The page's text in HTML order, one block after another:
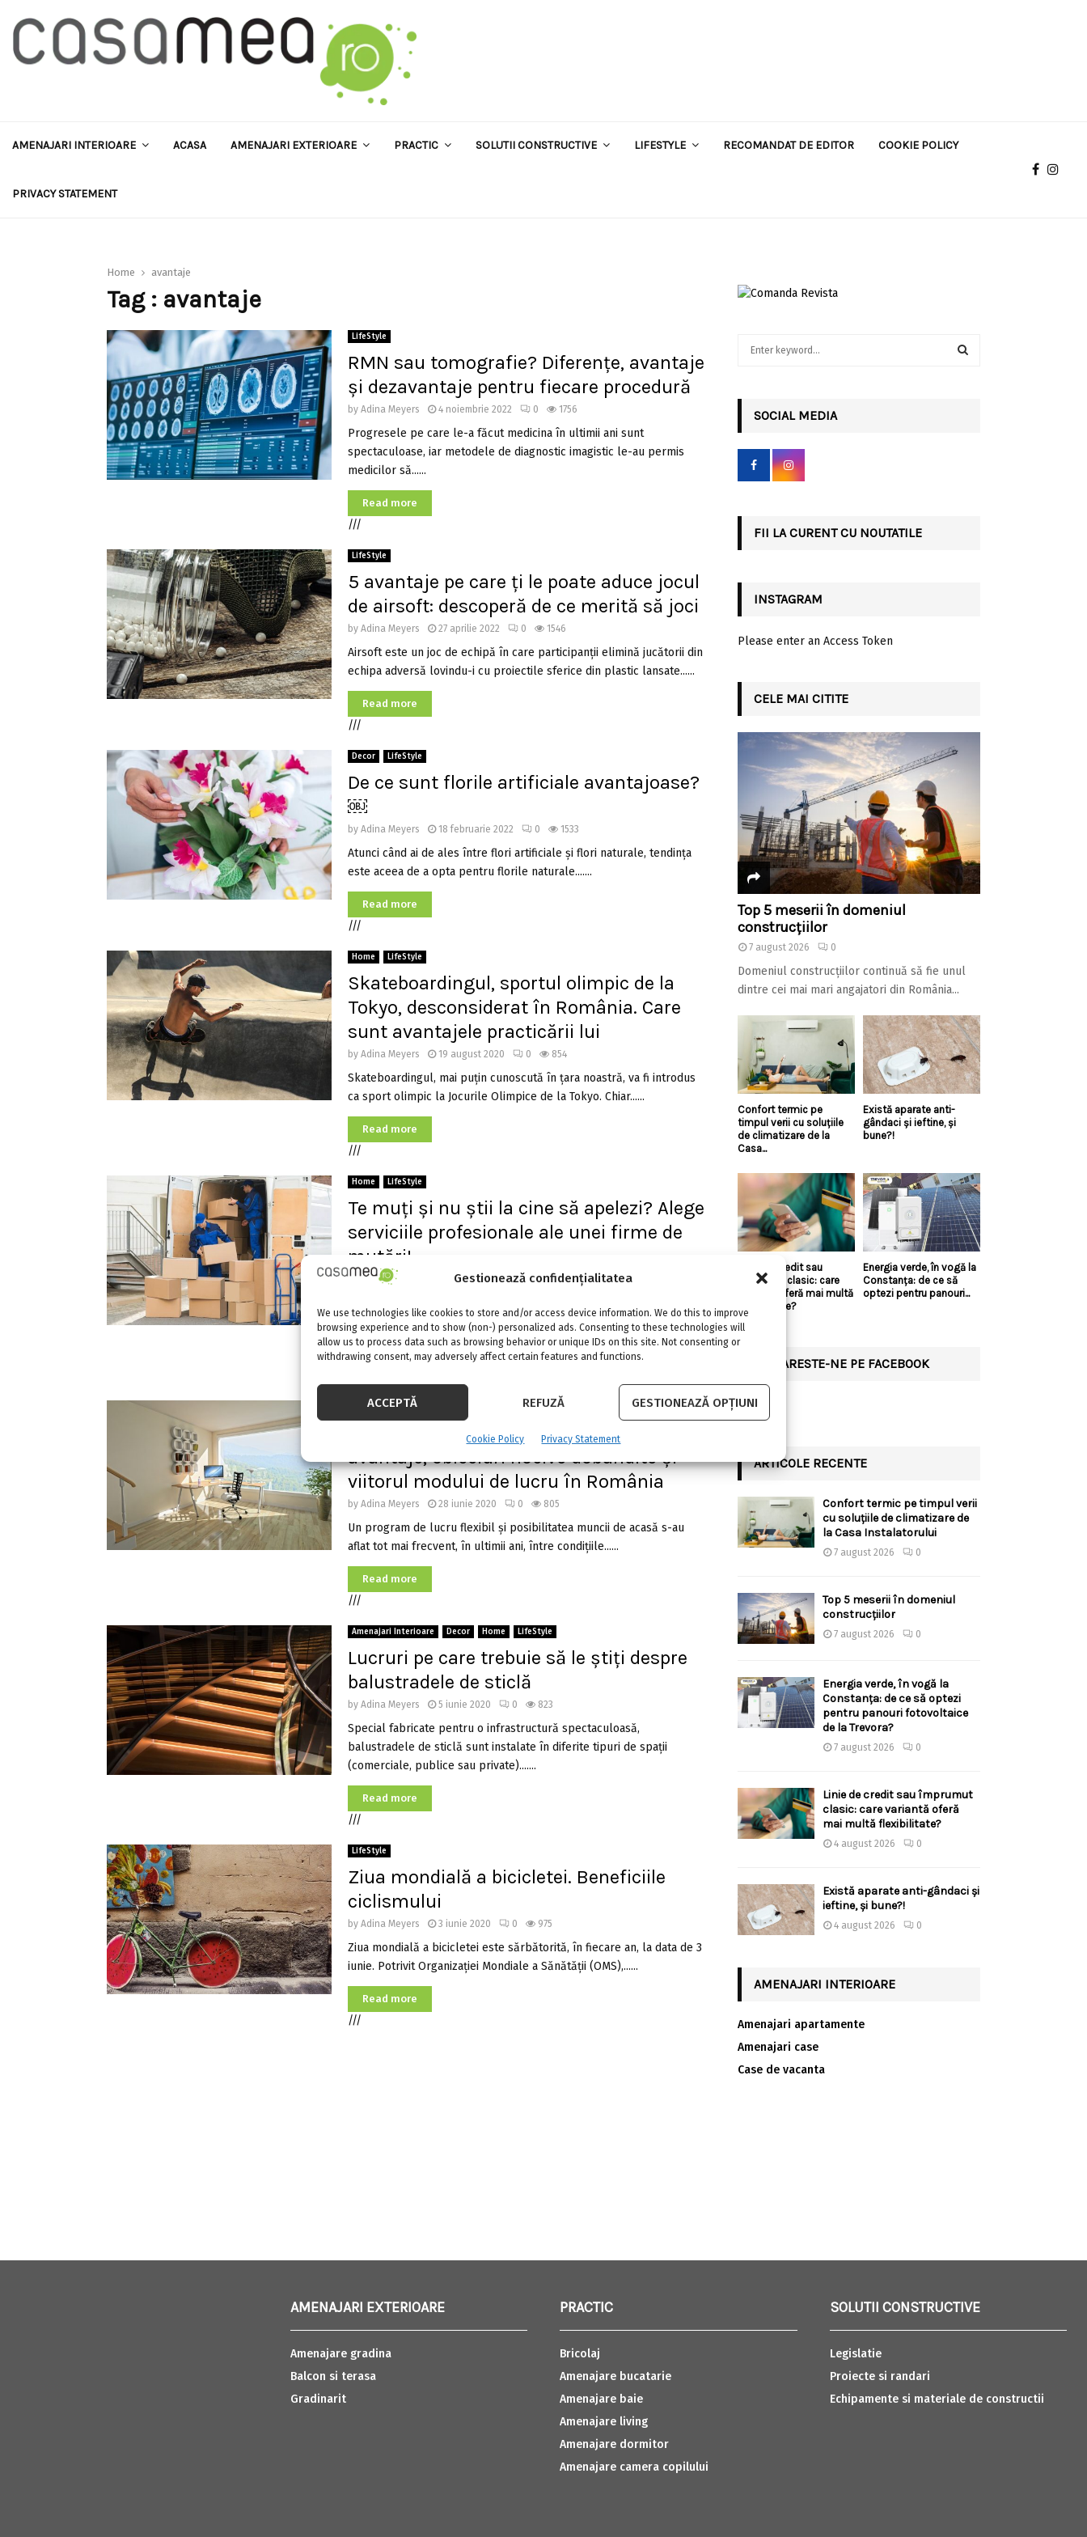
Gestionează confidențialitatea
We use technologies like cookies to store and/or access device information. We do this to improve
browsing experience and to show (non-) personalized ads. Consenting to these technologies will
allow us to process data such as browsing behavior or unique IDs on this site. Not consenting or
withdrawing consent, may adversely affect certain features and functions.
ACCEPTĂ REFUZĂ GESTIONEAZĂ OPȚIUNI
Cookie Policy Privacy Statement
AMENAJARI INTERIOARE ACASA AMENAJARI EXTERIOARE PRACTIC SOLUTII CONSTRUCTIVE LIFESTYLE RECOMANDAT DE EDITOR COOKIE POLICY
PRIVACY STATEMENT
Home avantaje
Tag : avantaje
LifeStyle
RMN sau tomografie? Diferențe, avantaje
și dezavantaje pentru fiecare procedură
by Adina Meyers 4 noiembrie 2022 0 1756
Progresele pe care le-a făcut medicina în ultimii ani sunt
spectaculoase, iar metodele de diagnostic imagistic le-au permis
medicilor să......
Read more
///
LifeStyle
5 avantaje pe care ți le poate aduce jocul
de airsoft: descoperă de ce merită să joci
by Adina Meyers 27 aprilie 2022 0 1546
Airsoft este un joc de echipă în care participanții elimină jucătorii din
echipa adversă lovindu-i cu proiectile sferice din plastic lansate......
Read more
///
Decor LifeStyle
De ce sunt florile artificiale avantajoase?
￼
by Adina Meyers 18 februarie 2022 0 1533
Atunci când ai de ales între flori artificiale și flori naturale, tendința
este aceea de a opta pentru florile naturale.......
Read more
///
Home LifeStyle
Skateboardingul, sportul olimpic de la
Tokyo, desconsiderat în România. Care
sunt avantajele practicării lui
by Adina Meyers 19 august 2020 0 854
Skateboardingul, mai puțin cunoscută în țara noastră, va fi introdus
ca sport olimpic la Jocurile Olimpice de la Tokyo. Chiar......
Read more
///
Home LifeStyle
Te muți și nu știi la cine să apelezi? Alege
serviciile profesionale ale unei firme de
mutări!
byAdina Meyers 31 iulie 2020 0 949
Trebuie planificare, timp, efort si costuri, chestiuni pe care......
Read more
Home LifeStyle
Munca de acasă, cu bune și rele:
avantaje, obiceiuri nocive dobândite și
viitorul modului de lucru în România
by Adina Meyers 28 iunie 2020 0 805
Un program de lucru flexibil și posibilitatea muncii de acasă s-au
aflat tot mai frecvent, în ultimii ani, între condițiile......
Read more
///
Amenajari Interioare Decor Home LifeStyle
Lucruri pe care trebuie să le ştiţi despre
balustradele de sticlă
by Adina Meyers 5 iunie 2020 0 823
Special fabricate pentru o infrastructură spectaculoasă,
balustradele de sticlă sunt instalate în diferite tipuri de spații
(comerciale, publice sau private).......
Read more
///
LifeStyle
Ziua mondială a bicicletei. Beneficiile
ciclismului
by Adina Meyers 3 iunie 2020 0 975
Ziua mondială a bicicletei este sărbătorită, în fiecare an, la data de 3
iunie. Potrivit Organizaţiei Mondiale a Sănătăţii (OMS),......
Read more
///
r
SOCIAL MEDIA
FII LA CURENT CU NOUTATILE
INSTAGRAM
Please enter an Access Token
CELE MAI CITITE
Top 5 meserii în domeniul
construcțiilor
7 august 2026 0
Domeniul construcțiilor continuă să fie unul
dintre cei mai mari angajatori din România...
Confort termic pe
timpul verii cu soluțiile
de climatizare de la
Casa...
Există aparate anti-
gândaci și ieftine, și
bune?!
Linie de credit sau
împrumut clasic: care
variantă oferă mai multă
flexibilitate?
Energia verde, în vogă la
Constanța: de ce să
optezi pentru panouri...
URMARESTE-NE PE FACEBOOK
ARTICOLE RECENTE
Confort termic pe timpul verii
cu soluțiile de climatizare de
la Casa Instalatorului
7 august 2026 0
Top 5 meserii în domeniul
construcțiilor
7 august 2026 0
Energia verde, în vogă la
Constanța: de ce să optezi
pentru panouri fotovoltaice
de la Trevora?
7 august 2026 0
Linie de credit sau împrumut
clasic: care variantă oferă
mai multă flexibilitate?
4 august 2026 0
Există aparate anti-gândaci și
ieftine, și bune?!
4 august 2026 0
AMENAJARI INTERIOARE
Amenajari apartamente
Amenajari case
Case de vacanta
AMENAJARI EXTERIOARE
Amenajare gradina
Balcon si terasa
Gradinarit
PRACTIC
Bricolaj
Amenajare bucatarie
Amenajare baie
Amenajare living
Amenajare dormitor
Amenajare camera copilului
SOLUTII CONSTRUCTIVE
Legislatie
Proiecte si randari
Echipamente si materiale de constructii